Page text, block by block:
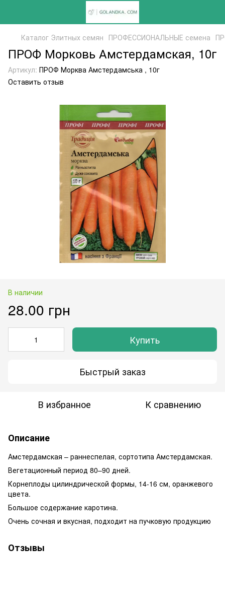
Каталог Элитных семян ПРОФЕССИОНАЛЬНЫЕ семена
ПРОФ Морковь Амстердамская, 10г
Артикул: ПРОФ Морква Амстердамська , 10г
Оставить отзыв
В наличии
28.00 грн
Купить
Быстрый заказ
В избранное К сравнению
Описание
Амстердамская – раннеспелая, сортотипа Амстердамская.
Вегетационный период 80–90 дней.
Корнеплоды цилиндрической формы, 14-16 см, оранжевого
цвета.
Большое содержание каротина.
Очень сочная и вкусная, подходит на пучковую продукцию
Отзывы